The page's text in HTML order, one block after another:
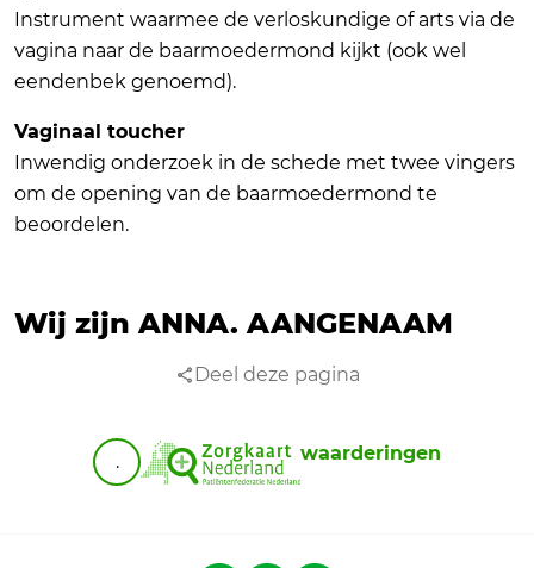
Instrument waarmee de verloskundige of arts via de
vagina naar de baarmoedermond kijkt (ook wel
eendenbek genoemd).
Vaginaal toucher
Inwendig onderzoek in de schede met twee vingers
om de opening van de baarmoedermond te
beoordelen.
Wij zijn ANNA.AANGENAAM
Deel deze pagina
. waarderingen